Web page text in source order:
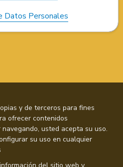
Datos Personales
y de terceros para fines
ofrecer contenidos
usted acepta su uso.
su uso en cualquier